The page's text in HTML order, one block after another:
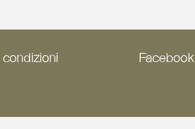
condizioni Facebook